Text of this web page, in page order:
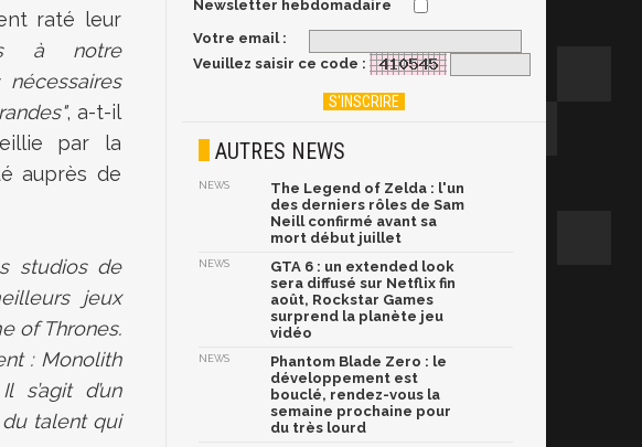
raté leur
à notre
, a-t-il
par la
auprès de
studios de
jeux
of Thrones.
: Monolith
d’un
talent qui
Newsletter hebdomadaire
Votre email :
Veuillez saisir ce code :
AUTRES NEWS
NEWS
The Legend of Zelda : l'un
des derniers rôles de Sam
Neill confirmé avant sa
mort début juillet
NEWS
GTA 6 : un extended look
sera diffusé sur Netflix fin
août, Rockstar Games
surprend la planète jeu
vidéo
NEWS
Phantom Blade Zero : le
développement est
bouclé, rendez-vous la
semaine prochaine pour
du très lourd